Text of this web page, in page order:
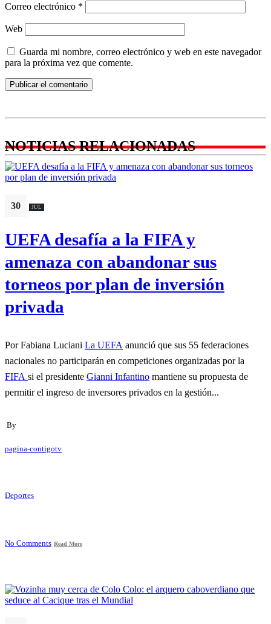
Correo electrónico *
Web
Guarda mi nombre, correo electrónico y web en este navegador
para la próxima vez que comente.
NOTICIAS RELACIONADAS
30 JUL
UEFA desafía a la FIFA y
amenaza con abandonar sus
torneos por plan de inversión
privada
Por Fabiana Luciani La UEFA anunció que sus 55 federaciones
nacionales no participarán en competiciones organizadas por la
FIFA si el presidente Gianni Infantino mantiene su propuesta de
permitir el ingreso de inversores privados en la gestión...
By
pagina-contigotv
Deportes
No Comments Read More